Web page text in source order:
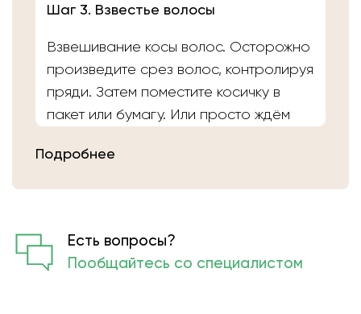
Шаг 3. Взвестье волосы
Взвешивание косы волос. Осторожно
произведите срез волос, контролируя
пряди. Затем поместите косичку в
пакет или бумагу. Или просто ждём
мастера выполнят срез волос и
Подробнее
Есть вопросы?
Пообщайтесь со специалистом